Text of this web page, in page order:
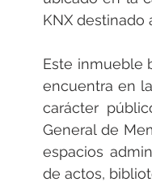
elektrotools-P065000
elektrotools-P045000
KNX destinado
Este inmueble
encuentra en
carácter
General de
espacios
de actos,